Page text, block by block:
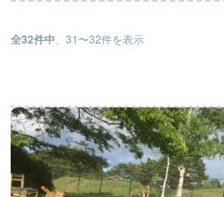
全32件中 、31〜32件を表示